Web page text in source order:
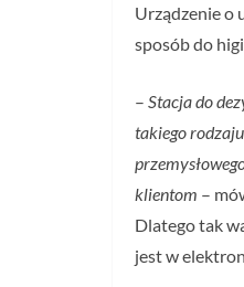
Urządzenie o
sposób do
– Stacja do
takiego
klientom –
Dlatego tak
jest w